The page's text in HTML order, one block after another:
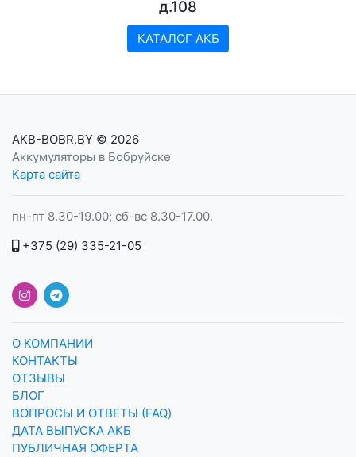
д.108
КАТАЛОГ АКБ
AKB-BOBR.BY © 2026
Аккумуляторы в Бобруйске
Карта сайта
пн-пт 8.30-19.00; сб-вс 8.30-17.00.
+375 (29) 335-21-05
О КОМПАНИИ
КОНТАКТЫ
ОТЗЫВЫ
БЛОГ
ВОПРОСЫ И ОТВЕТЫ (FAQ)
ДАТА ВЫПУСКА АКБ
ПУБЛИЧНАЯ ОФЕРТА